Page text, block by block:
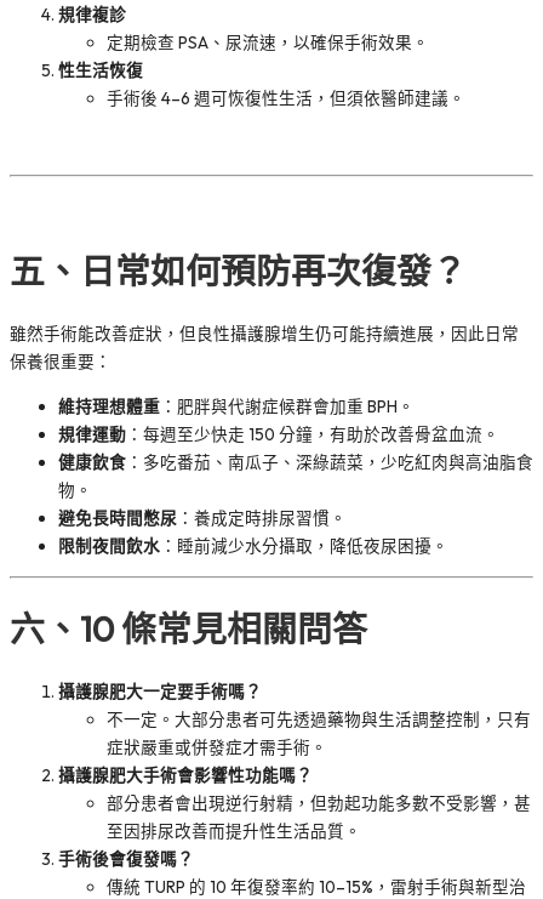
規律複診
定期檢查 PSA、尿流速，以確保手術效果。
性生活恢復
手術後 4–6 週可恢復性生活，但須依醫師建議。
五、日常如何預防再次復發？
雖然手術能改善症狀，但良性攝護腺增生仍可能持續進展，因此日常
保養很重要：
維持理想體重 ：肥胖與代謝症候群會加重 BPH。
規律運動 ：每週至少快走 150 分鐘，有助於改善骨盆血流。
健康飲食 ：多吃番茄、南瓜子、深綠蔬菜，少吃紅肉與高油脂食
物。
避免長時間憋尿 ：養成定時排尿習慣。
限制夜間飲水 ：睡前減少水分攝取，降低夜尿困擾。
六、10 條常見相關問答
攝護腺肥大一定要手術嗎？
不一定。大部分患者可先透過藥物與生活調整控制，只有
症狀嚴重或併發症才需手術。
攝護腺肥大手術會影響性功能嗎？
部分患者會出現逆行射精，但勃起功能多數不受影響，甚
至因排尿改善而提升性生活品質。
手術後會復發嗎？
傳統 TURP 的 10 年復發率約 10–15%，雷射手術與新型治